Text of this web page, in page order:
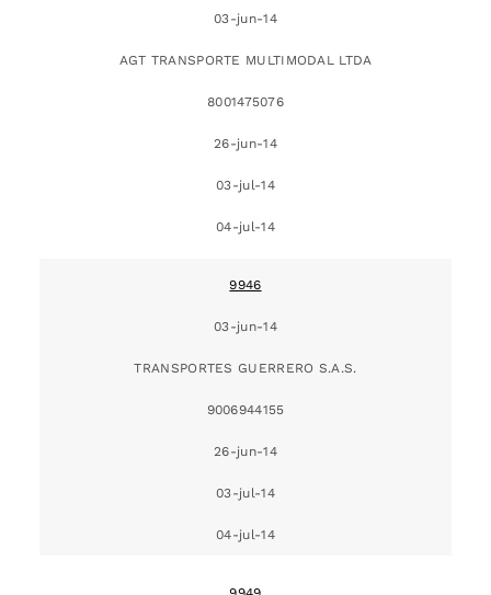
03-jun-14
AGT TRANSPORTE MULTIMODAL LTDA
8001475076
26-jun-14
03-jul-14
04-jul-14
9946
03-jun-14
TRANSPORTES GUERRERO S.A.S.
9006944155
26-jun-14
03-jul-14
04-jul-14